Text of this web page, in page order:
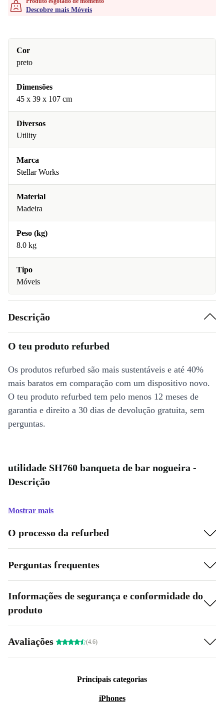
Descobre mais Móveis
Cor
preto
Dimensões
45 x 39 x 107 cm
Diversos
Utility
Marca
Stellar Works
Material
Madeira
Peso (kg)
8.0 kg
Tipo
Móveis
Descrição
O teu produto refurbed
Os produtos refurbed são mais sustentáveis e até 40%
mais baratos em comparação com um dispositivo novo.
O teu produto refurbed tem pelo menos 12 meses de
garantia e direito a 30 dias de devolução gratuita, sem
perguntas.
utilidade SH760 banqueta de bar nogueira -
Descrição
Mostrar mais
O processo da refurbed
Perguntas frequentes
Informações de segurança e conformidade do
produto
Avaliações (4.6)
Principais categorias
iPhones